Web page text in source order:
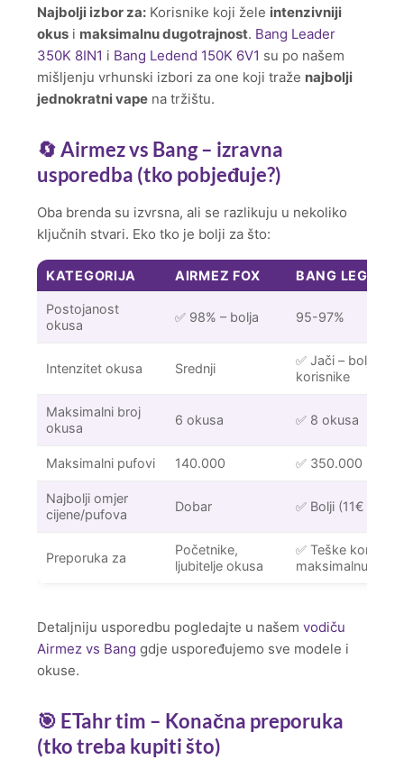
Najbolji izbor za: Korisnike koji žele intenzivniji
okus i maksimalnu dugotrajnost. Bang Leader
350K 8IN1 i Bang Ledend 150K 6V1 su po našem
mišljenju vrhunski izbori za one koji traže najbolji
jednokratni vape na tržištu.
🔄 Airmez vs Bang – izravna
usporedba (tko pobjeđuje?)
Oba brenda su izvrsna, ali se razlikuju u nekoliko
ključnih stvari. Eko tko je bolji za što:
KATEGORIJA AIRMEZ FOX BANG
Postojanost
okusa
✅ 98% – bolja 95-97%
Intenzitet okusa Srednji
✅ Jači – bolji za
korisnike
Maksimalni broj
okusa
6 okusa ✅ 8 okusa
Maksimalni pufovi 140.000 ✅ 350.000
Najbolji omjer
cijene/pufova
Dobar ✅ Bolji (11€ za
Preporuka za
Početnike,
ljubitelje okusa
✅ Teške
maksimalnu
Detaljniju usporedbu pogledajte u našem vodiču
Airmez vs Bang gdje uspoređujemo sve modele i
okuse.
🎯 ETahr tim – Konačna preporuka
(tko treba kupiti što)